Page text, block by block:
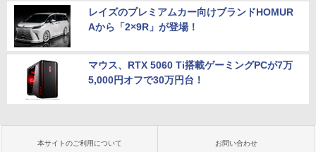
レイズのプレミアムカー向けブランドHOMUR
Aから「2×9R」が登場！
マウス、RTX 5060 Ti搭載ゲーミングPCが7万
5,000円オフで30万円台！
本サイトのご利用について お問い合わせ